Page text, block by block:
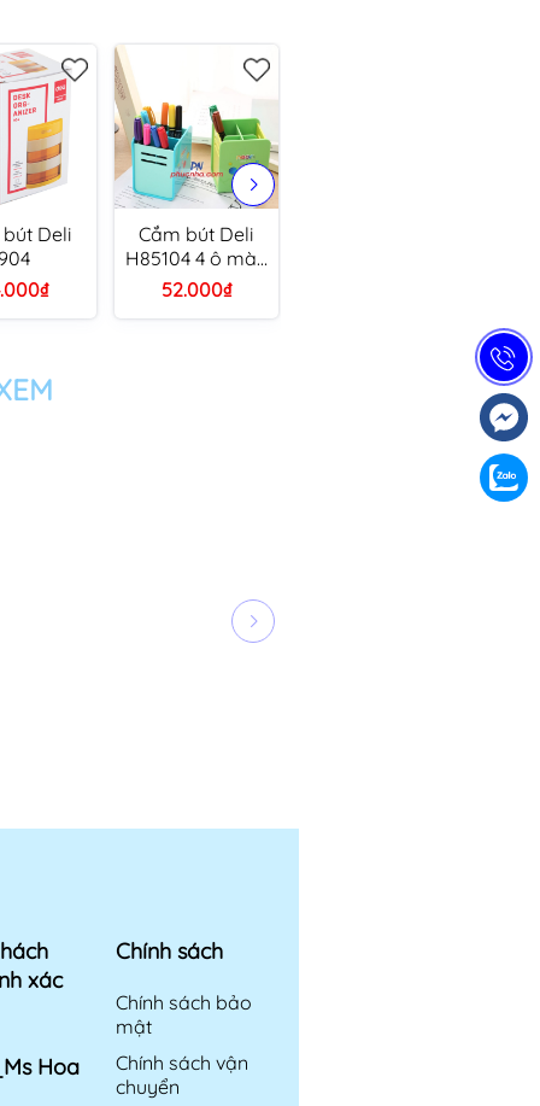
Deli
904
Cắm bút Deli
H85104 4 ô màu
neon
52.000₫
xác
Hoa
Chính sách
Chính sách bảo
mật
Chính sách vận
chuyển